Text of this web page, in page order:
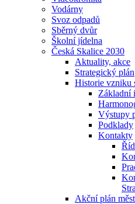
Vodárny
Svoz odpadů
Sběrný dvůr
Školní jídelna
Česká Skalice 2030
Aktuality, akce
Strategický plán
Historie vzniku
Základní
Výstupy
Podklady
Kontakty
Akční plán